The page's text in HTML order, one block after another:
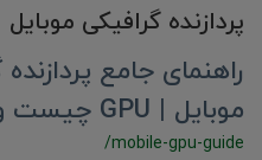
پردازنده گرافیکی موبایل
راهنمای جامع
موبایل | GPU چیست و کدام بهتر است؟
/mobile-gpu-guide